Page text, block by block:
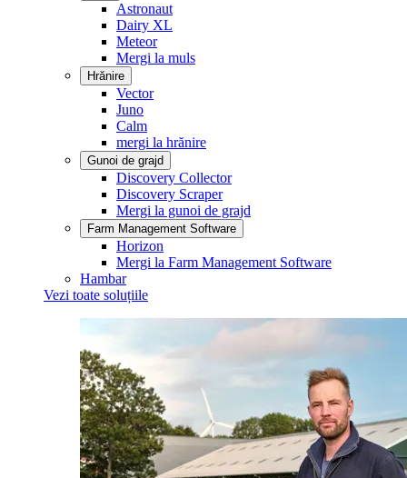
Astronaut
Dairy XL
Meteor
Mergi la muls
Hrănire
Vector
Juno
Calm
mergi la hrănire
Gunoi de grajd
Discovery Collector
Discovery Scraper
Mergi la gunoi de grajd
Farm Management Software
Horizon
Mergi la Farm Management Software
Hambar
Vezi toate soluțiile